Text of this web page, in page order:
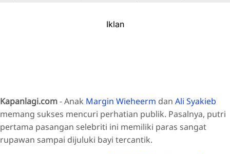
Iklan
Kapanlagi.com- Anak Margin Wieheerm dan Ali Syakieb
memang sukses mencuri perhatian publik. Pasalnya, putri
pertama pasangan selebriti ini memiliki paras sangat
rupawan sampai dijuluki bayi tercantik.